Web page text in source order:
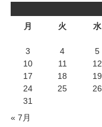
月
火 水
« 7月
3
4 5
10
11 12
17
18 19
24
25 26
31